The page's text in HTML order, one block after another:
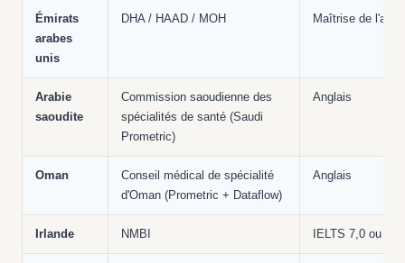
Émirats
arabes
unis
DHA / HAAD / MOH Maîtrise de
Arabie
saoudite
Commission saoudienne des
spécialités de santé (Saudi
Prometric)
Anglais
Oman
Conseil médical de spécialité
d'Oman (Prometric + Dataflow)
Anglais
Irlande NMBI IELTS 7,0 ou